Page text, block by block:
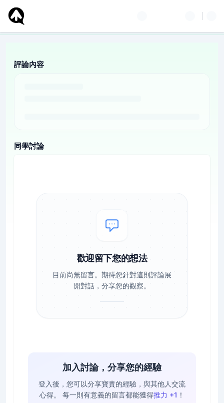
評論內容
同學討論
歡迎留下您的想法
目前尚無留言。期待您針對這則評論展
開對話，分享您的觀察。
加入討論，分享您的經驗
登入後，您可以分享寶貴的經驗，與其他人交流
心得。
每一則有意義的留言都能獲得推力 +1 ！